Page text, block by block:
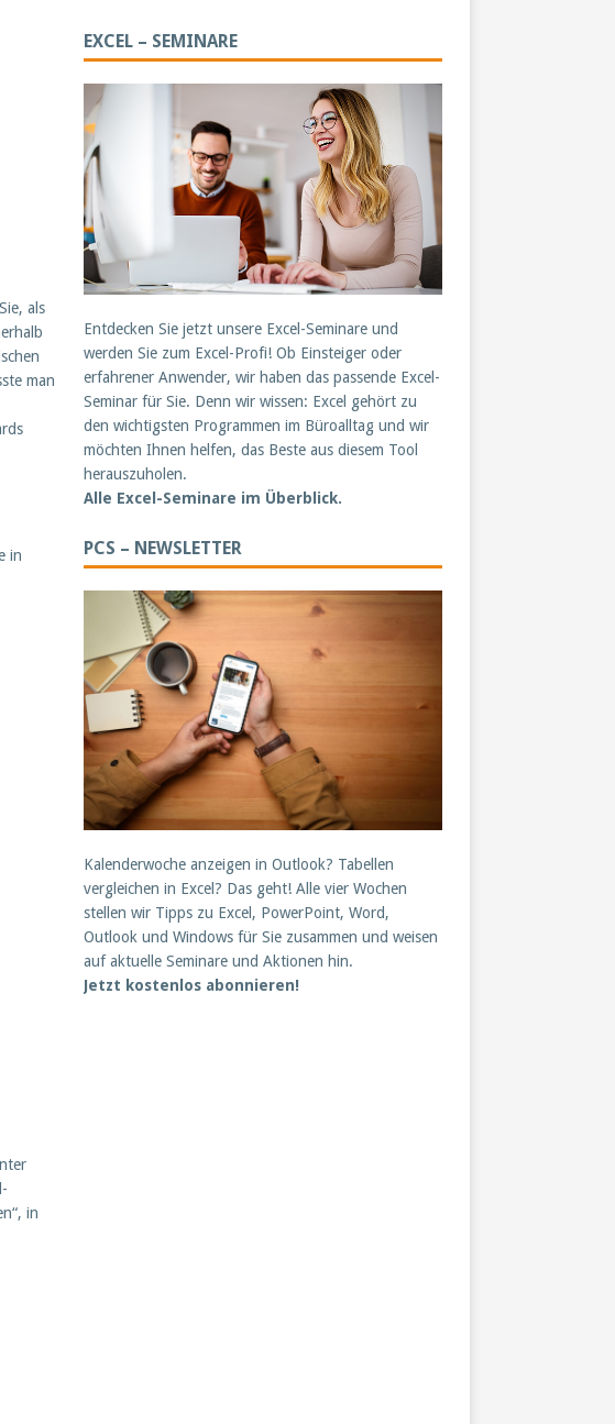
als
man
in
in
EXCEL – SEMINARE
Entdecken Sie jetzt unsere Excel-Seminare und
werden Sie zum Excel-Profi! Ob Einsteiger oder
erfahrener Anwender, wir haben das passende Excel-
Seminar für Sie. Denn wir wissen: Excel gehört zu
den wichtigsten Programmen im Büroalltag und wir
möchten Ihnen helfen, das Beste aus diesem Tool
herauszuholen.
Alle Excel-Seminare im Überblick.
PCS – NEWSLETTER
Kalenderwoche anzeigen in Outlook? Tabellen
vergleichen in Excel? Das geht! Alle vier Wochen
stellen wir Tipps zu Excel, PowerPoint, Word,
Outlook und Windows für Sie zusammen und weisen
auf aktuelle Seminare und Aktionen hin.
Jetzt kostenlos abonnieren!